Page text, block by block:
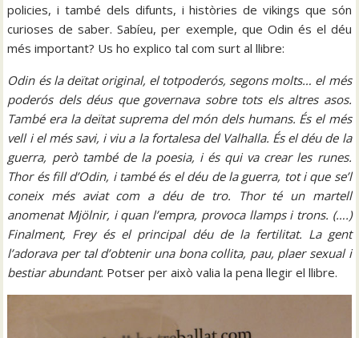
policies, i també dels difunts, i històries de vikings que són
curioses de saber. Sabíeu, per exemple, que Odin és el déu
més important? Us ho explico tal com surt al llibre:
Odin és la deïtat original, el totpoderós, segons molts… el més
poderós dels déus que governava sobre tots els altres asos.
També era la deïtat suprema del món dels humans. És el més
vell i el més savi, i viu a la fortalesa del Valhalla. És el déu de la
guerra, però també de la poesia, i és qui va crear les runes.
Thor és fill d’Odin, i també és el déu de la guerra, tot i que se’l
coneix més aviat com a déu de tro. Thor té un martell
anomenat Mjölnir, i quan l’empra, provoca llamps i trons. (….)
Finalment, Frey és el principal déu de la fertilitat. La gent
l’adorava per tal d’obtenir una bona collita, pau, plaer sexual i
bestiar abundant. Potser per això valia la pena llegir el llibre.